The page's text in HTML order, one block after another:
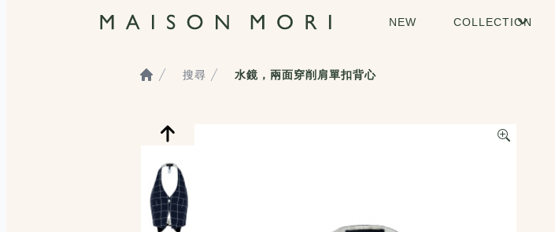
NEW COLLECTION
Home
搜尋 水鏡，兩面穿削肩單扣背心
服飾照片觀看